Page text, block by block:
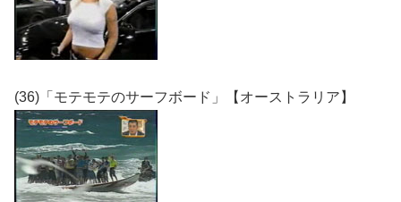
(36)「モテモテのサーフボード」【オーストラリア】